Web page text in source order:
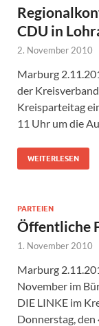
CDU in
2. November 2010
Marburg
der
Kreisparteitag
11 Uhr um die
WEITERLESEN
PARTEIEN
Öffentliche
1. November 2010
Marburg
November im
DIE LINKE im
Donnerstag,